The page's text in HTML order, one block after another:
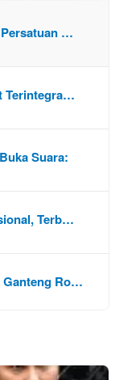
…
Terintegra…
Suara:
Terb…
Ganteng Ro…